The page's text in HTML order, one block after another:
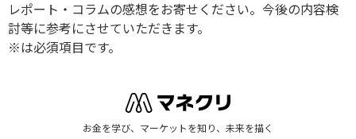
レポート・コラムの感想をお寄せください。今後の内容検
討等に参考にさせていただきます。
※は必須項目です。
お金を学び、マーケットを知り、未来を描く